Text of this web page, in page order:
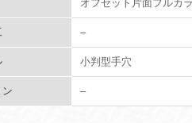
オフセット片面フルカ
–
小判型手穴
ン –